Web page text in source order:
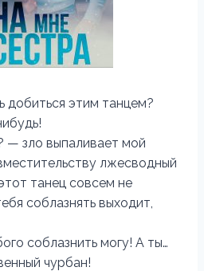
добиться этим танцем?
— зло выпаливает мой
лжесводный
танец совсем не
соблазнять выходит,
соблазнить могу! А ты…
чурбан!